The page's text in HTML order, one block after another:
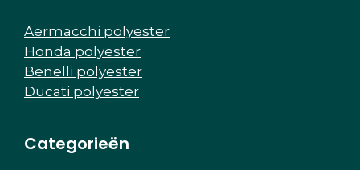
Aermacchi polyester
Honda polyester
Benelli polyester
Ducati polyester
Categorieën